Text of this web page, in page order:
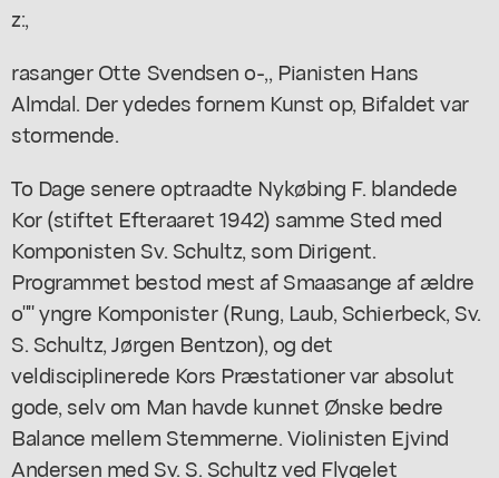
z:,
rasanger Otte Svendsen o-,, Pianisten Hans
Almdal. Der ydedes fornem Kunst op, Bifaldet var
stormende.
To Dage senere optraadte Nykøbing F. blandede
Kor (stiftet Efteraaret 1942) samme Sted med
Komponisten Sv. Schultz, som Dirigent.
Programmet bestod mest af Smaasange af ældre
o"" yngre Komponister (Rung, Laub, Schierbeck, Sv.
S. Schultz, Jørgen Bentzon), og det
veldisciplinerede Kors Præstationer var absolut
gode, selv om Man havde kunnet Ønske bedre
Balance mellem Stemmerne. Violinisten Ejvind
Andersen med Sv. S. Schultz ved Flygelet